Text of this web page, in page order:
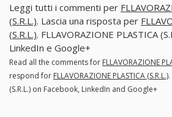
Leggi tutti i commenti per
(S.R.L.). Lascia una risposta per
(S.R.L.). FLLAVORAZIONE PLASTICA
LinkedIn e Google+
Read all the comments for FLLAVORAZIONE
respond for FLLAVORAZIONE PLASTICA (S.R.L.)
(S.R.L.) on Facebook, LinkedIn and Google+